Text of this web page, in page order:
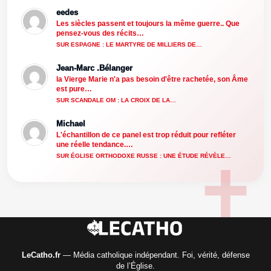
eedes
Les siècles passent et toujours la même guerre.. Que
pensez-vous des récits…
SUR ESPAGNE : LE MARTYRE DE MILLIERS DE…
Jean-Marc .Bélanger
la Vierge Marie n'a pas besoin d'être rachetée, son Âme
est pure…
SUR SCANDALE OM : LA CROIX DE LA…
Michael
L'échantillon de ce panel est trop réduit pour refléter
une réelle tendance.…
SUR ÉGLISE ORTHODOXE RUSSE : UNE ÉTUDE RÉVÈLE…
LeCatho.fr— Média catholique indépendant. Foi, vérité, défense
de l’Église.